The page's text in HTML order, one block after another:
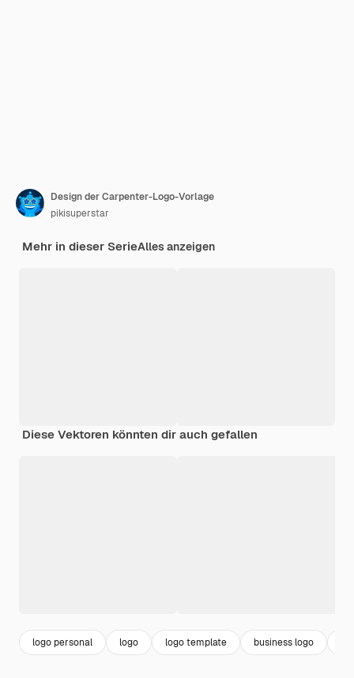
Design der Carpenter-Logo-Vorlage
pikisuperstar
Mehr in dieser SerieAlles anzeigen
Diese Vektoren könnten dir auch gefallen
logo personal logo logo template business logo